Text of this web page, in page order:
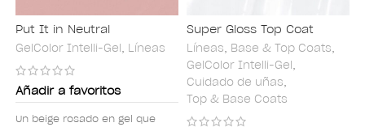
Put It in Neutral
GelColor Intelli-Gel, Líneas
Añadir a favoritos
Un beige rosado en gel que
Super Gloss Top Coat
Líneas, Base & Top Coats,
GelColor Intelli-Gel,
Cuidado de uñas,
Top & Base Coats